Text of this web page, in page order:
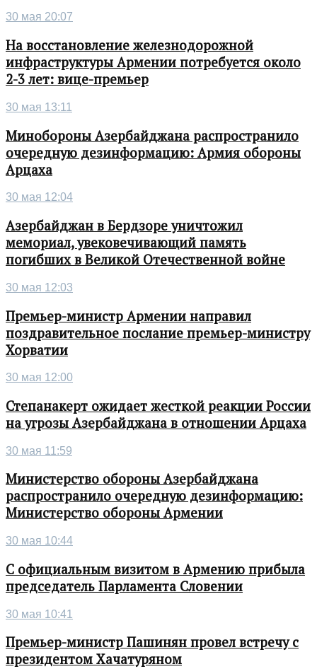
30 мая 20:07
На восстановление железнодорожной
инфраструктуры Армении потребуется около
2-3 лет: вице-премьер
30 мая 13:11
Минобороны Азербайджана распространило
очередную дезинформацию: Армия обороны
Арцаха
30 мая 12:04
Азербайджан в Бердзоре уничтожил
мемориал, увековечивающий память
погибших в Великой Отечественной войне
30 мая 12:03
Премьер-министр Армении направил
поздравительное послание премьер-министру
Хорватии
30 мая 12:00
Степанакерт ожидает жесткой реакции России
на угрозы Азербайджана в отношении Арцаха
30 мая 11:59
Министерство обороны Азербайджана
распространило очередную дезинформацию:
Министерство обороны Армении
30 мая 10:44
С официальным визитом в Армению прибыла
председатель Парламента Словении
30 мая 10:41
Премьер-министр Пашинян провел встречу с
президентом Хачатуряном